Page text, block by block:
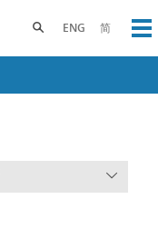
ENG 简
Toggle search panel